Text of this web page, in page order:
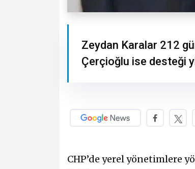
Zeydan Karalar 212
Çerçioğlu ise desteği
CHP’de yerel yönetimlere